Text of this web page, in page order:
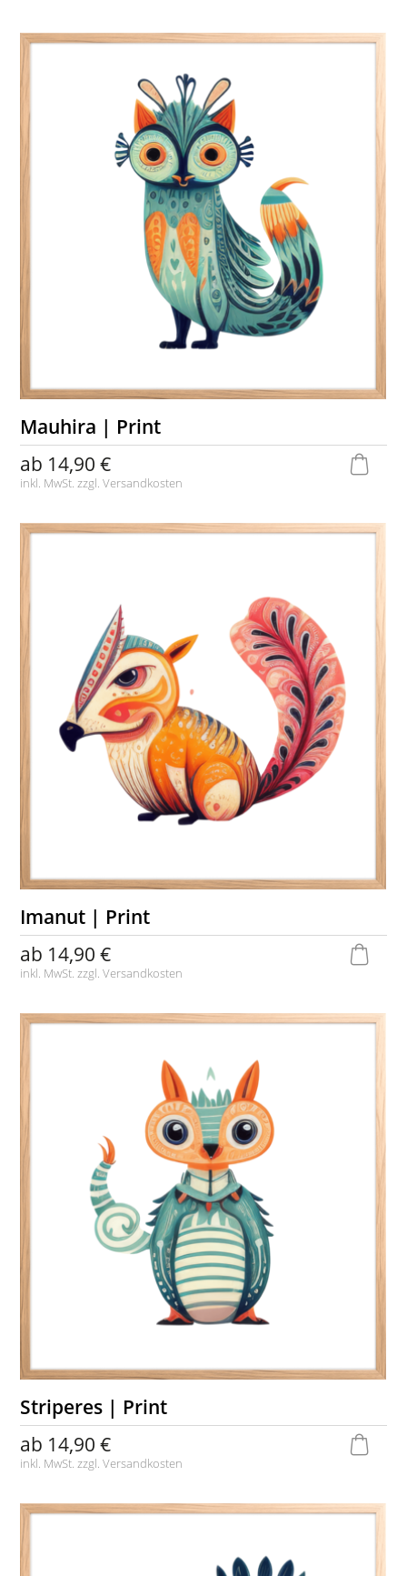
Mauhira | Print
ab 14,90 €
inkl. MwSt. zzgl.Versandkosten
Imanut | Print
ab 14,90 €
inkl. MwSt. zzgl.Versandkosten
Striperes | Print
ab 14,90 €
inkl. MwSt. zzgl.Versandkosten